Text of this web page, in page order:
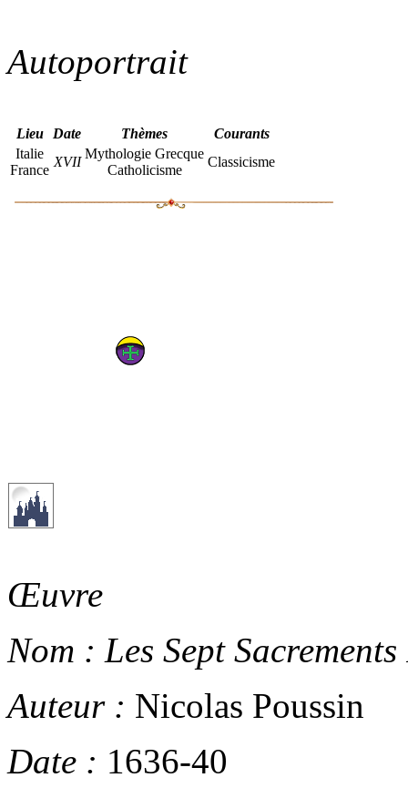
Autoportrait
Lieu Date Thèmes
Courants
Italie
France
XVII
Mythologie Grecque
Catholicisme
Classicisme
Œuvre
Nom : Les Sept
Auteur : Nicolas Poussin
Date : 1636-40